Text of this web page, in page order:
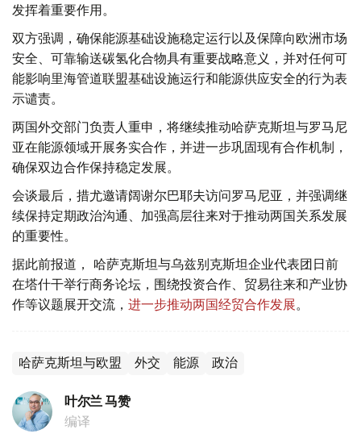
发挥着重要作用。
双方强调，确保能源基础设施稳定运行以及保障向欧洲市场
安全、可靠输送碳氢化合物具有重要战略意义，并对任何可
能影响里海管道联盟基础设施运行和能源供应安全的行为表
示谴责。
两国外交部门负责人重申，将继续推动哈萨克斯坦与罗马尼
亚在能源领域开展务实合作，并进一步巩固现有合作机制，
确保双边合作保持稳定发展。
会谈最后，措尤邀请阔谢尔巴耶夫访问罗马尼亚，并强调继
续保持定期政治沟通、加强高层往来对于推动两国关系发展
的重要性。
据此前报道， 哈萨克斯坦与乌兹别克斯坦企业代表团日前
在塔什干举行商务论坛，围绕投资合作、贸易往来和产业协
作等议题展开交流， 进一步推动两国经贸合作发展。
哈萨克斯坦与欧盟 外交 能源 政治
叶尔兰 马赞
编译